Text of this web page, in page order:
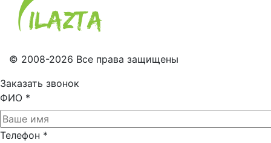
© 2008-2026 Все права защищены
Заказать звонок
ФИО *
Телефон *